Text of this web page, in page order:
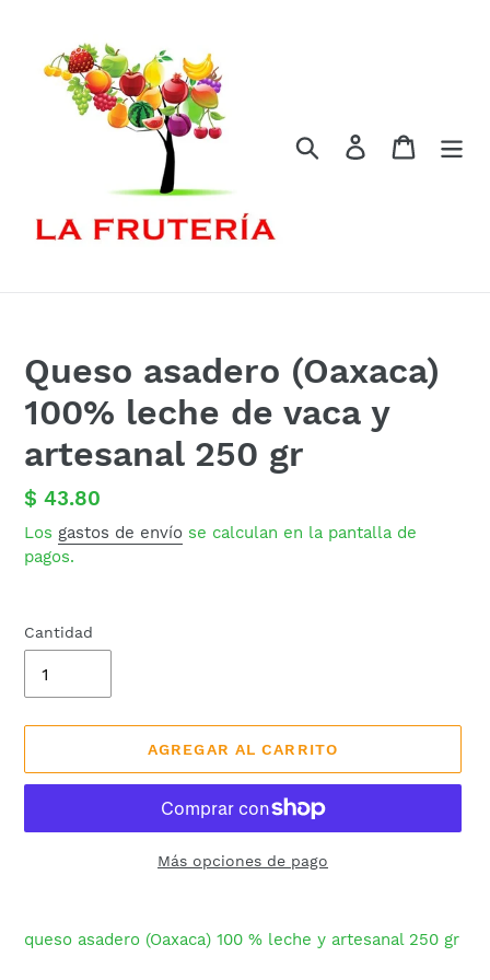
directamente
contenido
Buscar IngresarCarrito
Queso asadero (Oaxaca)
100% leche de vaca y
artesanal 250 gr
Precio
habitual
$ 43.80
Los gastos de envío se calculan en la pantalla de
pagos.
Cantidad
AGREGAR AL CARRITO
Más opciones de pago
producto
queso asadero (Oaxaca) 100 % leche y artesanal 250 gr